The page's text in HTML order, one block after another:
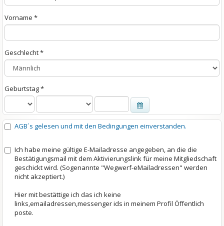
Vorname *
Geschlecht *
Geburtstag *
AGB´s gelesen und mit den Bedingungen einverstanden.
Ich habe meine gültige E-Mailadresse angegeben, an die die
Bestätigungsmail mit dem Aktivierungslink für meine Mitgliedschaft
geschickt wird. (Sogenannte "Wegwerf-eMailadressen" werden
nicht akzeptiert.)
Hier mit bestättige ich das ich keine
links,emailadressen,messenger ids in meinem Profil Öffentlich
poste.